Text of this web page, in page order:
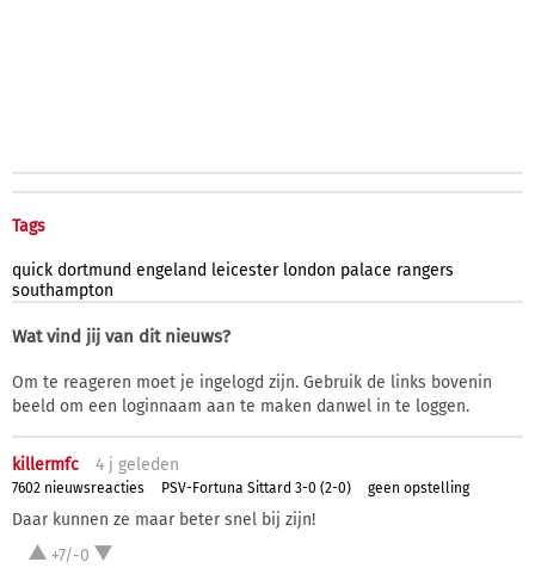
Tags
quick dortmund engeland leicester london palace rangers
southampton
Wat vind jij van dit nieuws?
Om te reageren moet je ingelogd zijn. Gebruik de links bovenin
beeld om een loginnaam aan te maken danwel in te loggen.
killermfc 4 j geleden
7602 nieuwsreacties PSV-Fortuna Sittard 3-0 (2-0) geen opstelling
Daar kunnen ze maar beter snel bij zijn!
+7/-0